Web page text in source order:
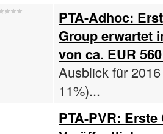
PTA-Adhoc:
Group erwartet
von ca. EUR
Ausblick für
11%)...
PTA-PVR: